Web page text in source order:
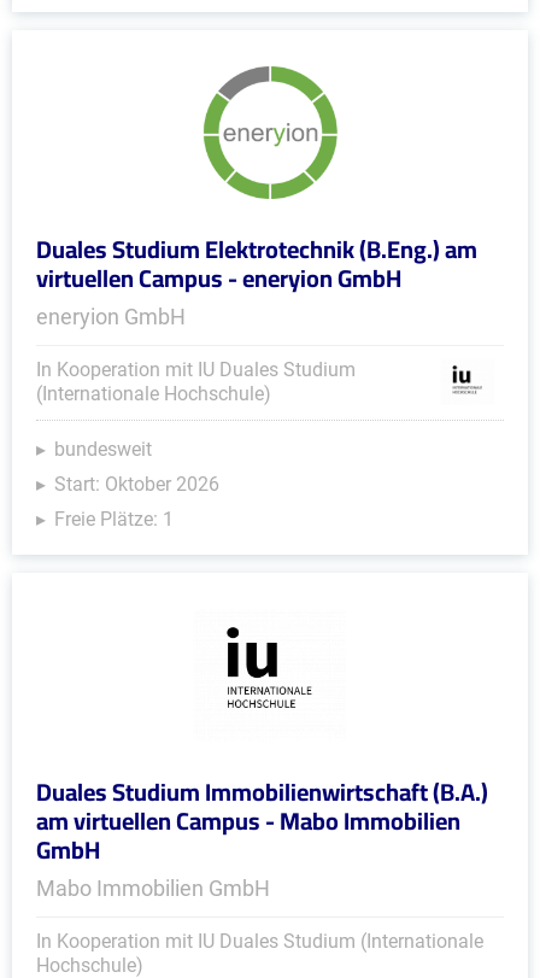
Duales Studium Elektrotechnik (B.Eng.) am
virtuellen Campus - eneryion GmbH
eneryion GmbH
In Kooperation mit IU Duales Studium
(Internationale Hochschule)
bundesweit
Start: Oktober 2026
Freie Plätze: 1
Duales Studium Immobilienwirtschaft (B.A.)
am virtuellen Campus - Mabo Immobilien
GmbH
Mabo Immobilien GmbH
In Kooperation mit IU Duales Studium (Internationale
Hochschule)